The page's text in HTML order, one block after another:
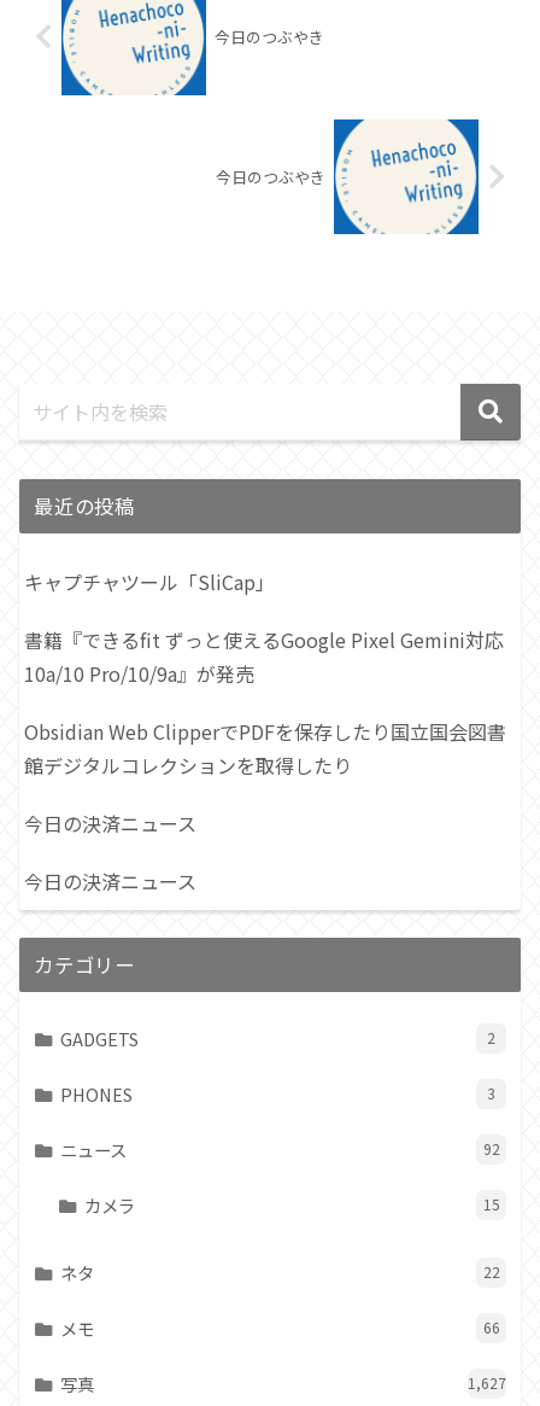
今日のつぶやき
今日のつぶやき
最近の投稿
キャプチャツール「SliCap」
書籍『できるfit ずっと使えるGoogle Pixel Gemini対応
10a/10 Pro/10/9a』が発売
Obsidian Web ClipperでPDFを保存したり国立国会図書
館デジタルコレクションを取得したり
今日の決済ニュース
今日の決済ニュース
カテゴリー
GADGETS 2
PHONES 3
ニュース 92
カメラ 15
ネタ 22
メモ 66
写真 1,627